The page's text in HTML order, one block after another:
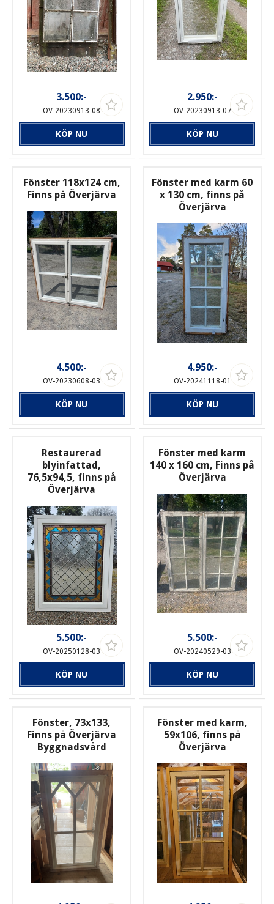
3.500:-
OV-20230913-08
KÖP NU
2.950:-
OV-20230913-07
KÖP NU
Fönster 118x124 cm,
Finns på Överjärva
4.500:-
OV-20230608-03
KÖP NU
Fönster med karm 60
x 130 cm, finns på
Överjärva
4.950:-
OV-20241118-01
KÖP NU
Restaurerad
blyinfattad,
76,5x94,5, finns på
Överjärva
5.500:-
OV-20250128-03
KÖP NU
Fönster med karm
140 x 160 cm, Finns på
Överjärva
5.500:-
OV-20240529-03
KÖP NU
Fönster, 73x133,
Finns på Överjärva
Byggnadsvård
Fönster med karm,
59x106, finns på
Överjärva